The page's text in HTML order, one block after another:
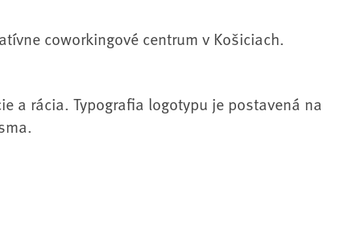
coworkingové centrum v Košiciach.
a rácia. Typografia logotypu je postavená na